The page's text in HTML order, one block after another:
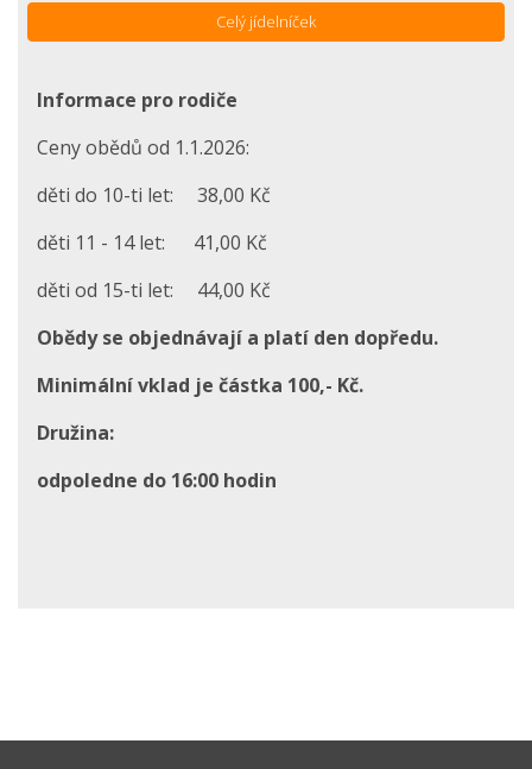
Celý jídelníček
Informace pro rodiče
Ceny obědů od 1.1.2026:
děti do 10-ti let: 38,00 Kč
děti 11 - 14 let: 41,00 Kč
děti od 15-ti let: 44,00 Kč
Obědy se objednávají a platí den dopředu.
Minimální vklad je částka 100,- Kč.
Družina:
odpoledne do 16:00 hodin